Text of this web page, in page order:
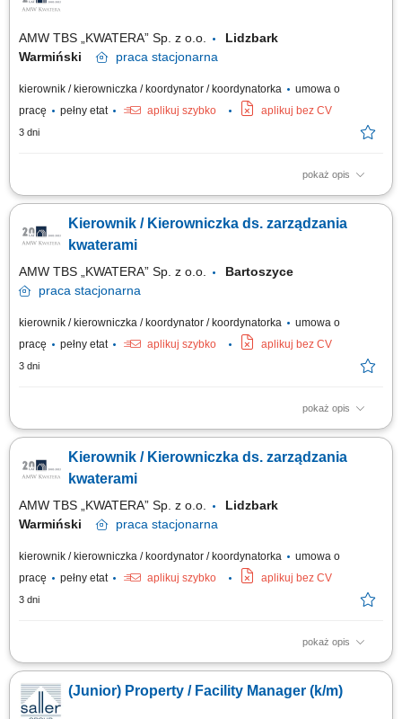
internatowych (meldunkowej, zakwaterowania, mienia, awarii i usterek i
AMW TBS „KWATERA” Sp. z o.o.
Lidzbark
Warmiński
praca stacjonarna
kierownik / kierowniczka / koordynator / koordynatorka
umowa o
pracę
pełny etat aplikuj szybko aplikuj bez CV
3 dni
pokaż opis
Opis stanowiska: Nadzorowanie internatu wojskowego oraz kwater
mieszkańców oraz sporządzanie dokumentacji, prowadzenie ksiąg
internatowych (meldunkowej, zakwaterowania, mienia, awarii i usterek i
Kierownik / Kierowniczka ds. zarządzania
kwaterami
AMW TBS „KWATERA” Sp. z o.o.
Bartoszyce
praca stacjonarna
kierownik / kierowniczka / koordynator / koordynatorka
umowa o
pracę
pełny etat aplikuj szybko aplikuj bez CV
3 dni
pokaż opis
Opis stanowiska Zarządzanie sprawami administracyjnymi związanymi z
prowadzenie wymaganej dokumentacji. Nadzór nad realizacją usług
wykonywanych przez firmy zewnętrzne. Monitorowanie stanu
Kierownik / Kierowniczka ds. zarządzania
kwaterami
AMW TBS „KWATERA” Sp. z o.o.
Lidzbark
Warmiński
praca stacjonarna
kierownik / kierowniczka / koordynator / koordynatorka
umowa o
pracę
pełny etat aplikuj szybko aplikuj bez CV
3 dni
pokaż opis
Opis stanowiska Zarządzanie sprawami administracyjnymi związanymi z
prowadzenie wymaganej dokumentacji. Nadzór nad realizacją usług
wykonywanych przez firmy zewnętrzne. Monitorowanie stanu
(Junior) Property / Facility Manager (k/m)